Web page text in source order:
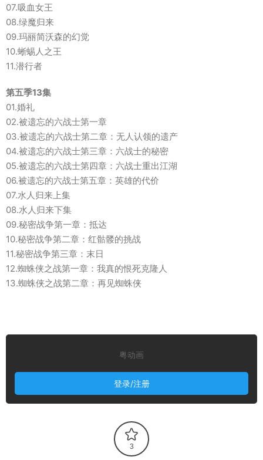
07.吸血女王
08.绿魔归来
09.玛丽简沃森的幻觉
10.蜥蜴人之王
11.潜行者
第五季13集
01.婚礼
02.被遗忘的六战士第一章
03.被遗忘的六战士第二章：无人认领的遗产
04.被遗忘的六战士第三章：六战士的秘密
05.被遗忘的六战士第四章：六战士重出江湖
06.被遗忘的六战士第五章：英雄的代价
07.水人归来上集
08.水人归来下集
09.秘密战争第一章：抵达
10.秘密战争第二章：红骷髅的挑战
11.秘密战争第三章：末日
12.蜘蛛侠之战第一章：我真的恨死克隆人
13.蜘蛛侠之战第二章：再见蜘蛛侠
粤动画
登录/注册
3